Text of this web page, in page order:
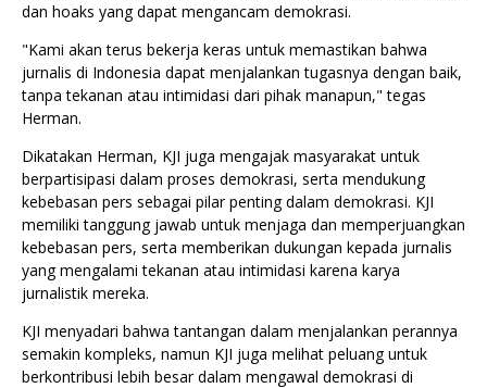
dan hoaks yang dapat mengancam demokrasi.
"Kami akan terus bekerja keras untuk memastikan bahwa
jurnalis di Indonesia dapat menjalankan tugasnya dengan baik,
tanpa tekanan atau intimidasi dari pihak manapun," tegas
Herman.
Dikatakan Herman, KJI juga mengajak masyarakat untuk
berpartisipasi dalam proses demokrasi, serta mendukung
kebebasan pers sebagai pilar penting dalam demokrasi. KJI
memiliki tanggung jawab untuk menjaga dan memperjuangkan
kebebasan pers, serta memberikan dukungan kepada jurnalis
yang mengalami tekanan atau intimidasi karena karya
jurnalistik mereka.
KJI menyadari bahwa tantangan dalam menjalankan perannya
semakin kompleks, namun KJI juga melihat peluang untuk
berkontribusi lebih besar dalam mengawal demokrasi di